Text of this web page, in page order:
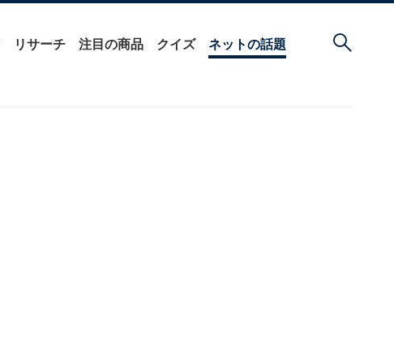
リサーチ 注目の商品 クイズ ネットの話題